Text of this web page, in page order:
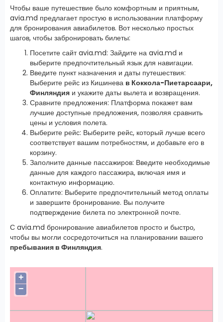
Чтобы ваше путешествие было комфортным и приятным,
avia.md предлагает простую в использовании платформу
для бронирования авиабилетов. Вот несколько простых
шагов, чтобы забронировать билеты:
Посетите сайт avia.md: Зайдите на avia.md и
выберите предпочтительный язык для навигации.
Введите пункт назначения и даты путешествия:
Выберите рейс из Кишинева в Коккола-Пиетарсаари,
Финляндия и укажите даты вылета и возвращения.
Сравните предложения: Платформа покажет вам
лучшие доступные предложения, позволяя сравнить
цены и условия полета.
Выберите рейс: Выберите рейс, который лучше всего
соответствует вашим потребностям, и добавьте его в
корзину.
Заполните данные пассажиров: Введите необходимые
данные для каждого пассажира, включая имя и
контактную информацию.
Оплатите: Выберите предпочтительный метод оплаты
и завершите бронирование. Вы получите
подтверждение билета по электронной почте.
С avia.md бронирование авиабилетов просто и быстро,
чтобы вы могли сосредоточиться на планировании вашего
пребывания в Финляндия.
+
−